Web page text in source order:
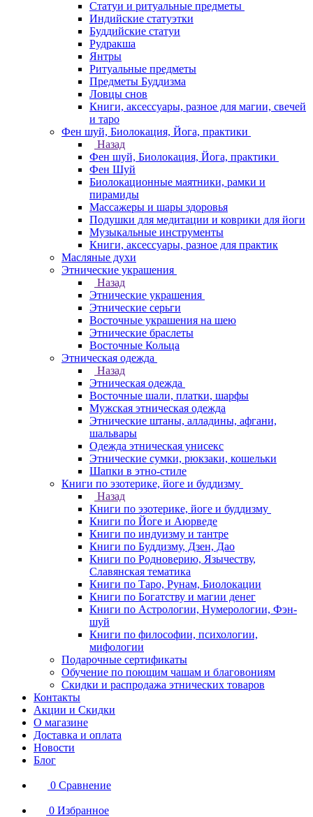
Статуи и ритуальные предметы
Индийские статуэтки
Буддийские статуи
Рудракша
Янтры
Ритуальные предметы
Предметы Буддизма
Ловцы снов
Книги, аксессуары, разное для магии, свечей
и таро
Фен шуй, Биолокация, Йога, практики
Назад
Фен шуй, Биолокация, Йога, практики
Фен Шуй
Биолокационные маятники, рамки и
пирамиды
Массажеры и шары здоровья
Подушки для медитации и коврики для йоги
Музыкальные инструменты
Книги, аксессуары, разное для практик
Масляные духи
Этнические украшения
Назад
Этнические украшения
Этнические серьги
Восточные украшения на шею
Этнические браслеты
Восточные Кольца
Этническая одежда
Назад
Этническая одежда
Восточные шали, платки, шарфы
Мужская этническая одежда
Этнические штаны, алладины, афгани,
шальвары
Одежда этническая унисекс
Этнические сумки, рюкзаки, кошельки
Шапки в этно-стиле
Книги по эзотерике, йоге и буддизму
Назад
Книги по эзотерике, йоге и буддизму
Книги по Йоге и Аюрведе
Книги по индуизму и тантре
Книги по Буддизму, Дзен, Дао
Книги по Родноверию, Язычеству,
Славянская тематика
Книги по Таро, Рунам, Биолокации
Книги по Богатству и магии денег
Книги по Астрологии, Нумерологии, Фэн-
шуй
Книги по философии, психологии,
мифологии
Подарочные сертификаты
Обучение по поющим чашам и благовониям
Скидки и распродажа этнических товаров
Контакты
Акции и Скидки
О магазине
Доставка и оплата
Новости
Блог
0 Сравнение
0 Избранное